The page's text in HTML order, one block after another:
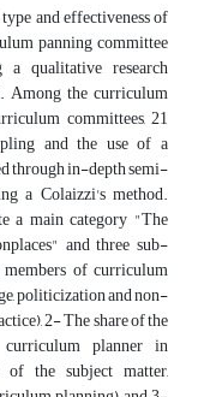
and effectiveness of
panning committee
qualitative research
Among the curriculum
committees, 21
and the use of a
through in-depth semi-
a Colaizzi's method.
a main category "The
and three sub-
of curriculum
politicization and non-
2- The share of the
planner in
the subject matter,